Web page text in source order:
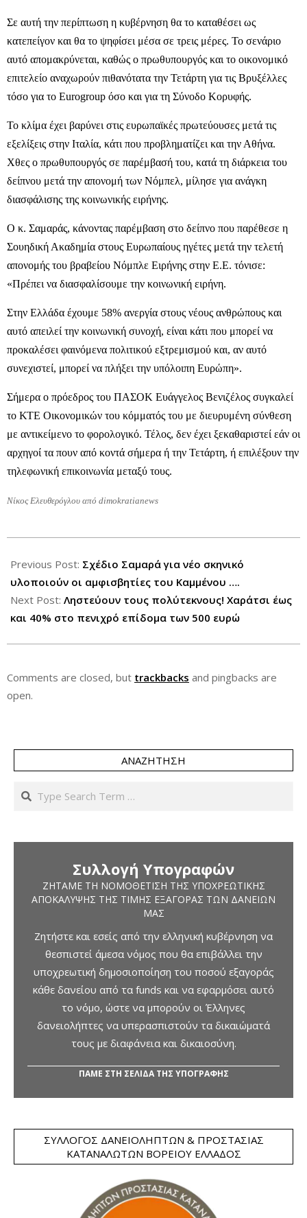
Σε αυτή την περίπτωση η κυβέρνηση θα το καταθέσει ως
κατεπείγον και θα το ψηφίσει μέσα σε τρεις μέρες. Το σενάριο
αυτό απομακρύνεται, καθώς ο πρωθυπουργός και το οικονομικό
επιτελείο αναχωρούν πιθανότατα την Τετάρτη για τις Βρυξέλλες
τόσο για το Eurogroup όσο και για τη Σύνοδο Κορυφής.
Το κλίμα έχει βαρύνει στις ευρωπαϊκές πρωτεύουσες μετά τις
εξελίξεις στην Ιταλία, κάτι που προβληματίζει και την Αθήνα.
Χθες ο πρωθυπουργός σε παρέμβασή του, κατά τη διάρκεια του
δείπνου μετά την απονομή των Νόμπελ, μίλησε για ανάγκη
διασφάλισης της κοινωνικής ειρήνης.
Ο κ. Σαμαράς, κάνοντας παρέμβαση στο δείπνο που παρέθεσε η
Σουηδική Ακαδημία στους Ευρωπαίους ηγέτες μετά την τελετή
απονομής του βραβείου Νόμπλε Ειρήνης στην Ε.Ε. τόνισε:
«Πρέπει να διασφαλίσουμε την κοινωνική ειρήνη.
Στην Ελλάδα έχουμε 58% ανεργία στους νέους ανθρώπους και
αυτό απειλεί την κοινωνική συνοχή, είναι κάτι που μπορεί να
προκαλέσει φαινόμενα πολιτικού εξτρεμισμού και, αν αυτό
συνεχιστεί, μπορεί να πλήξει την υπόλοιπη Ευρώπη».
Σήμερα ο πρόεδρος του ΠΑΣΟΚ Ευάγγελος Βενιζέλος συγκαλεί
το ΚΤΕ Οικονομικών του κόμματός του με διευρυμένη σύνθεση
με αντικείμενο το φορολογικό. Τέλος, δεν έχει ξεκαθαριστεί εάν οι
αρχηγοί τα πουν από κοντά σήμερα ή την Τετάρτη, ή επιλέξουν την
τηλεφωνική επικοινωνία μεταξύ τους.
Νίκος Ελευθερόγλου από dimokratianews
12-
12
Previous Post: Σχέδιο Σαμαρά για νέο σκηνικό
υλοποιούν οι αμφισβητίες του Καμμένου ….
Next Post: Ληστεύουν τους πολύτεκνους! Χαράτσι έως
και 40% στο πενιχρό επίδομα των 500 ευρώ
Comments are closed, but trackbacks and pingbacks are
open.
ΑΝΑΖΉΤΗΣΗ
Search
Συλλογή Υπογραφών
ΖΗΤΆΜΕ ΤΗ ΝΟΜΟΘΈΤΙΣΗ ΤΗΣ ΥΠΟΧΡΕΩΤΙΚΉΣ
ΑΠΟΚΆΛΥΨΗΣ ΤΗΣ ΤΙΜΉΣ ΕΞΑΓΟΡΆΣ ΤΩΝ ΔΑΝΕΊΩΝ
ΜΑΣ
Ζητήστε και εσείς από την ελληνική κυβέρνηση να
θεσπιστεί άμεσα νόμος που θα επιβάλλει την
υποχρεωτική δημοσιοποίηση του ποσού εξαγοράς
κάθε δανείου από τα funds και να εφαρμόσει αυτό
το νόμο, ώστε να μπορούν οι Έλληνες
δανειολήπτες να υπερασπιστούν τα δικαιώματά
τους με διαφάνεια και δικαιοσύνη.
ΠΑΜΕ ΣΤΗ ΣΕΛΙΔΑ ΤΗΣ ΥΠΟΓΡΑΦΗΣ
ΣΎΛΛΟΓΟΣ ΔΑΝΕΙΟΛΗΠΤΏΝ & ΠΡΟΣΤΑΣΊΑΣ
ΚΑΤΑΝΑΛΩΤΏΝ ΒΟΡΕΊΟΥ ΕΛΛΆΔΟΣ